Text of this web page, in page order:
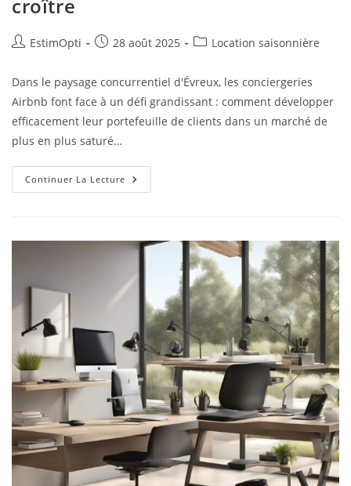
croître
EstimOpti 28 août 2025 Location saisonnière
Dans le paysage concurrentiel d'Évreux, les conciergeries
Airbnb font face à un défi grandissant : comment développer
efficacement leur portefeuille de clients dans un marché de
plus en plus saturé…
Continuer La Lecture